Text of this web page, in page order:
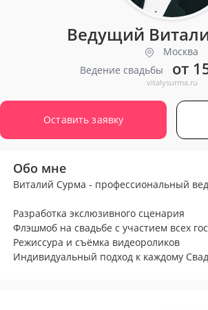
Ведущий
Москва
Ведение свадьбы
от
vitalysurma.ru
Оставить заявку
Обо мне
Виталий Сурма - профессиональный
Разработка экслюзивного сценария
Флэшмоб на свадьбе с участием всех
Режиссура и съёмка видеороликов
Индивидуальный подход к каждому